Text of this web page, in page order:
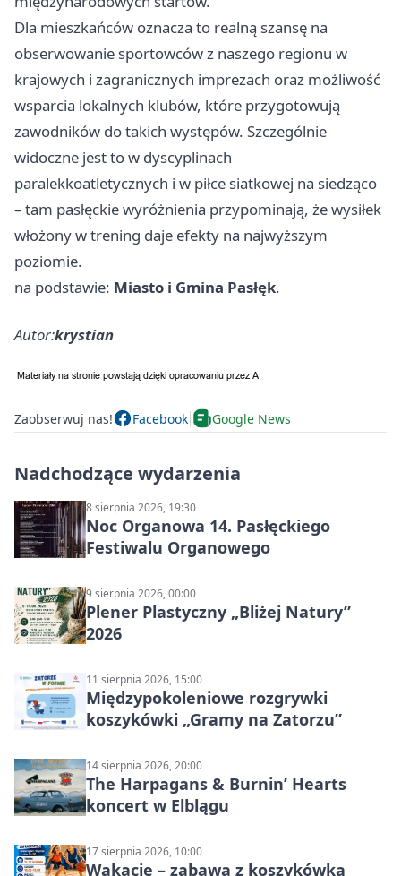
Dla mieszkańców oznacza to realną szansę na
obserwowanie sportowców z naszego regionu w
krajowych i zagranicznych imprezach oraz możliwość
wsparcia lokalnych klubów, które przygotowują
zawodników do takich występów. Szczególnie
widoczne jest to w dyscyplinach
paralekkoatletycznych i w piłce siatkowej na siedząco
– tam pasłęckie wyróżnienia przypominają, że wysiłek
włożony w trening daje efekty na najwyższym
poziomie.
na podstawie: Miasto i Gmina Pasłęk.
Autor:krystian
Zaobserwuj nas! Facebook Google News
Nadchodzące wydarzenia
8 sierpnia 2026, 19:30
Noc Organowa 14. Pasłęckiego
Festiwalu Organowego
9 sierpnia 2026, 00:00
Plener Plastyczny „Bliżej Natury”
2026
11 sierpnia 2026, 15:00
Międzypokoleniowe rozgrywki
koszykówki „Gramy na Zatorzu”
14 sierpnia 2026, 20:00
The Harpagans & Burnin’ Hearts
koncert w Elblągu
17 sierpnia 2026, 10:00
Wakacje – zabawa z koszykówką